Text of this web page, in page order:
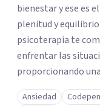
bienestar y ese es
plenitud y equilibrio
psicoterapia te
enfrentar las
proporcionando
Ansiedad